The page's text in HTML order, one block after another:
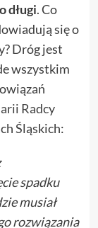
długi. Co
się o
Dróg jest
wszystkim
Radcy
Śląskich:
spadku
musiał
rozwiązania